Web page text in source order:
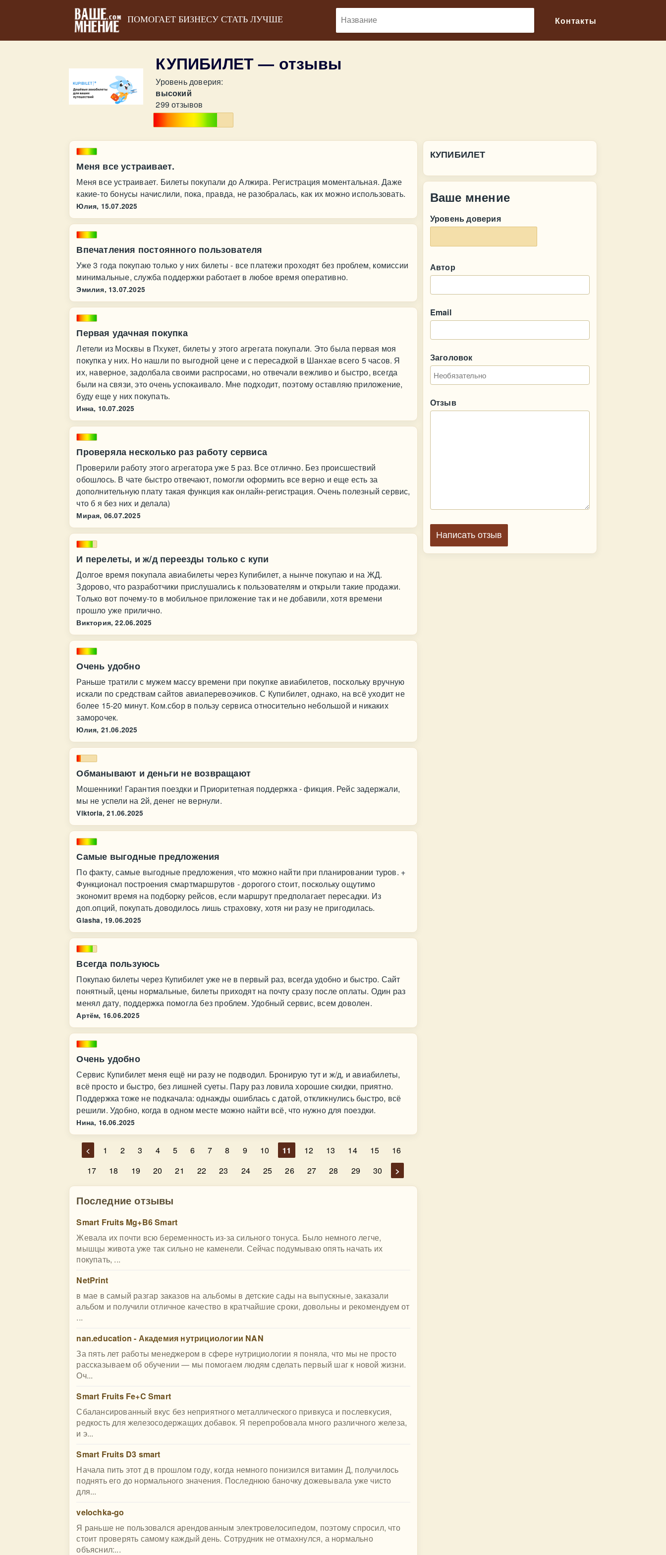
ПОМОГАЕТ БИЗНЕСУ СТАТЬ ЛУЧШЕ Контакты
КУПИБИЛЕТ — отзывы
Уровень доверия:
высокий
299 отзывов
Меня все устраивает.
Меня все устраивает. Билеты покупали до Алжира. Регистрация моментальная. Даже
какие-то бонусы начислили, пока, правда, не разобралась, как их можно использовать.
Юлия, 15.07.2025
Впечатления постоянного пользователя
Уже 3 года покупаю только у них билеты - все платежи проходят без проблем, комиссии
минимальные, служба поддержки работает в любое время оперативно.
Эмилия, 13.07.2025
Первая удачная покупка
Летели из Москвы в Пхукет, билеты у этого агрегата покупали. Это была первая моя
покупка у них. Но нашли по выгодной цене и с пересадкой в Шанхае всего 5 часов. Я
их, наверное, задолбала своими распросами, но отвечали вежливо и быстро, всегда
были на связи, это очень успокаивало. Мне подходит, поэтому оставляю приложение,
буду еще у них покупать.
Инна, 10.07.2025
Проверяла несколько раз работу сервиса
Проверили работу этого агрегатора уже 5 раз. Все отлично. Без происшествий
обошлось. В чате быстро отвечают, помогли оформить все верно и еще есть за
дополнительную плату такая функция как онлайн-регистрация. Очень полезный сервис,
что б я без них и делала)
Мирая, 06.07.2025
И перелеты, и ж/д переезды только с купи
Долгое время покупала авиабилеты через Купибилет, а нынче покупаю и на ЖД.
Здорово, что разработчики прислушались к пользователям и открыли такие продажи.
Только вот почему-то в мобильное приложение так и не добавили, хотя времени
прошло уже прилично.
Виктория, 22.06.2025
Очень удобно
Раньше тратили с мужем массу времени при покупке авиабилетов, поскольку вручную
искали по средствам сайтов авиаперевозчиков. С Купибилет, однако, на всё уходит не
более 15-20 минут. Ком.сбор в пользу сервиса относительно небольшой и никаких
заморочек.
Юлия, 21.06.2025
Обманывают и деньги не возвращают
Мошенники! Гарантия поездки и Приоритетная поддержка - фикция. Рейс задержали,
мы не успели на 2й, денег не вернули.
Viktoria, 21.06.2025
Самые выгодные предложения
По факту, самые выгодные предложения, что можно найти при планировании туров. +
Функционал построения смартмаршрутов - дорогого стоит, поскольку ощутимо
экономит время на подборку рейсов, если маршрут предполагает пересадки. Из
доп.опций, покупать доводилось лишь страховку, хотя ни разу не пригодилась.
Glasha, 19.06.2025
Всегда пользуюсь
Покупаю билеты через Купибилет уже не в первый раз, всегда удобно и быстро. Сайт
понятный, цены нормальные, билеты приходят на почту сразу после оплаты. Один раз
менял дату, поддержка помогла без проблем. Удобный сервис, всем доволен.
Артём, 16.06.2025
Очень удобно
Сервис Купибилет меня ещё ни разу не подводил. Бронирую тут и ж/д, и авиабилеты,
всё просто и быстро, без лишней суеты. Пару раз ловила хорошие скидки, приятно.
Поддержка тоже не подкачала: однажды ошиблась с датой, откликнулись быстро, всё
решили. Удобно, когда в одном месте можно найти всё, что нужно для поездки.
Нина, 16.06.2025
< 1 2 3 4 5 6 7 8 9 10 11 12 13 14 15
16
17
18 19 20 21 22 23 24 25 26 27 28 29 30 >
Последние отзывы
Smart Fruits Mg+B6 Smart
Жевала их почти всю беременность из-за сильного тонуса. Было немного легче,
мышцы живота уже так сильно не каменели. Сейчас подумываю опять начать их
покупать, ...
NetPrint
в мае в самый разгар заказов на альбомы в детские сады на выпускные, заказали
альбом и получили отличное качество в кратчайшие сроки, довольны и рекомендуем от
...
nan.education - Академия нутрициологии NAN
За пять лет работы менеджером в сфере нутрициологии я поняла, что мы не просто
рассказываем об обучении — мы помогаем людям сделать первый шаг к новой жизни.
Оч...
Smart Fruits Fe+C Smart
Сбалансированный вкус без неприятного металлического привкуса и послевкусия,
редкость для железосодержащих добавок. Я перепробовала много различного железа,
и э...
Smart Fruits D3 smart
Начала пить этот д в прошлом году, когда немного понизился витамин Д, получилось
поднять его до нормального значения. Последнюю баночку дожевывала уже чисто
для...
velochka-go
Я раньше не пользовался арендованным электровелосипедом, поэтому спросил, что
стоит проверять самому каждый день. Сотрудник не отмахнулся, а нормально
объяснил:...
КУПИБИЛЕТ
Ваше мнение
Уровень доверия
Автор
Email
Заголовок
Отзыв
Написать отзыв